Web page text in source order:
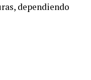
dependiendo